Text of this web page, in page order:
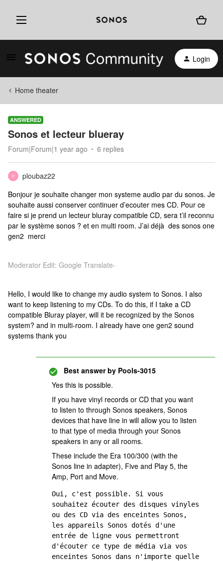
Login
Home theater
ANSWERED
Sonos et lecteur blueray
Forum|Forum|1 year ago 6 replies
P
ploubaz22
Bonjour je souhaite changer mon systeme audio par du sonos. Je
souhaite aussi conserver continuer d’ecouter mes CD. Pour ce
faire si je prend un lecteur bluray compatible CD, sera t’il reconnu
par le système sonos ? et en multi room. J’ai déjà des sonos one
gen2 merci
Moderator Edit: Google Translate-
Hello, I would like to change my audio system to Sonos. I also
want to keep listening to my CDs. To do this, if I take a CD
compatible Bluray player, will it be recognized by the Sonos
system? and in multi-room. I already have one gen2 sound
systems thank you
Best answer by Pools-3015
Yes this is possible.
If you have vinyl records or CD that you want
to listen to through Sonos speakers, Sonos
devices that have line in will allow you to listen
to that type of media through your Sonos
speakers in any or all rooms.
These include the Era 100/300 (with the
Sonos line in adapter), Five and Play 5, the
Amp, Port and Move.
Oui, c'est possible. Si vous
souhaitez écouter des disques vinyles
ou des CD via des enceintes Sonos,
les appareils Sonos dotés d'une
entrée de ligne vous permettront
d'écouter ce type de média via vos
enceintes Sonos dans n'importe quelle